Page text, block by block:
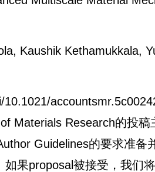
Kaushik Kethamukkala,
Materials Research的投
Guidelines的要求准备
如果proposal被接受，我们